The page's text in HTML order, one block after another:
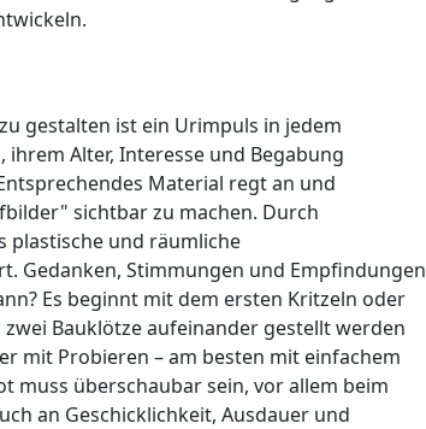
gestalten ist ein Urimpuls in jedem
Alter, Interesse und Begabung
Material regt an und
sichtbar zu machen. Durch
plastische und räumliche
Gedanken, Stimmungen und Empfindungen
Es beginnt mit dem ersten Kritzeln oder
Bauklötze aufeinander gestellt werden
mit Probieren – am besten mit einfachem
muss überschaubar sein, vor allem beim
an Geschicklichkeit, Ausdauer und